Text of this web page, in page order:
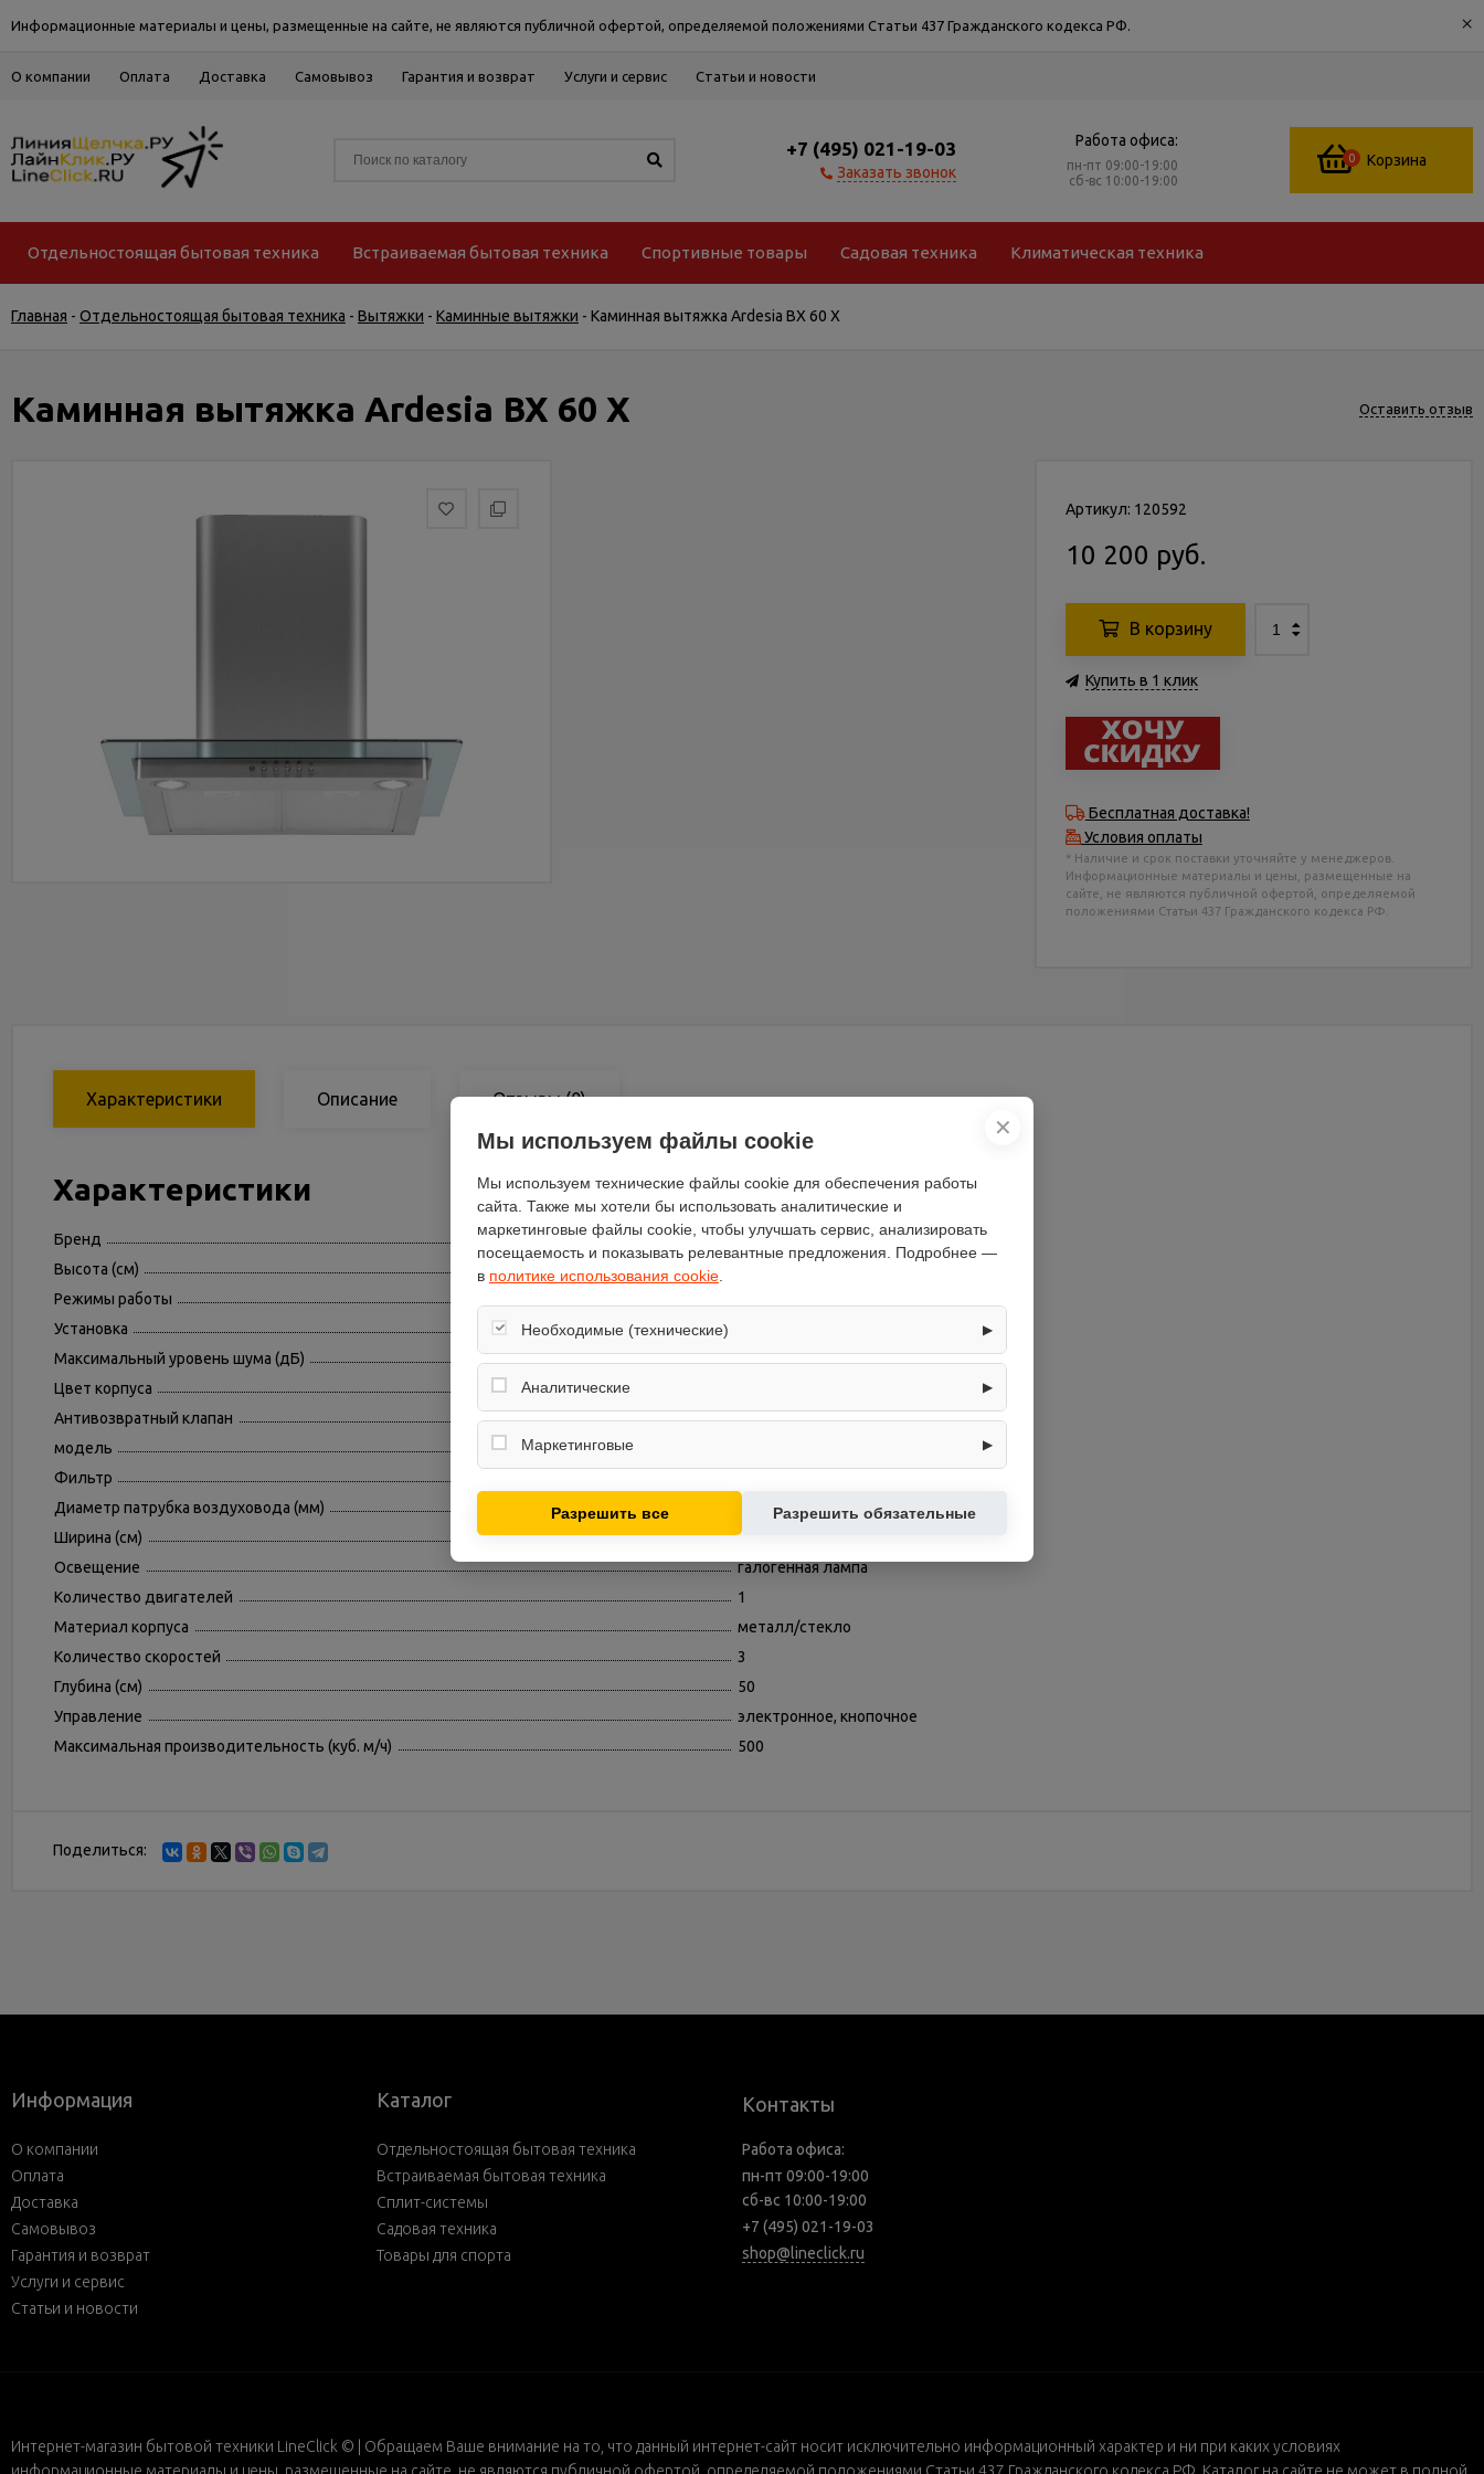
Информационные материалы и цены, размещенные на сайте, не являются публичной офертой, определяемой положениями Статьи 437 Гражданского кодекса РФ. ×
О компании Оплата Доставка Самовывоз Гарантия и возврат Услуги и сервис Статьи и новости
+7 (495) 021-19-03
Заказать звонок
Работа офиса:
пн-пт 09:00-19:00
сб-вс 10:00-19:00
0 Корзина
Отдельностоящая бытовая техника Встраиваемая бытовая техника Спортивные товары Садовая техника Климатическая техника
Главная - Отдельностоящая бытовая техника - Вытяжки - Каминные вытяжки - Каминная вытяжка Ardesia BX 60 X
Каминная вытяжка Ardesia BX 60 X Оставить отзыв
Артикул: 120592
10 200 руб.
В корзину
Купить в 1 клик
Бесплатная доставка!
Условия оплаты
* Наличие и срок поставки уточняйте у менеджеров.
Информационные материалы и цены, размещенные на
сайте, не являются публичной офертой, определяемой
положениями Статьи 437 Гражданского кодекса РФ.
Характеристики Описание Отзывы(0)
Характеристики
Бренд
Ardesia
Высота (см)
Режимы работы
Установка
Максимальный уровень шума (дБ)
49
Цвет корпуса
Антивозвратный клапан
есть
модель
Фильтр
Диаметр патрубка воздуховода (мм)
Ширина (см)
60
Освещение
галогенная лампа
Количество двигателей
1
Материал корпуса
металл/стекло
Количество скоростей
3
Глубина (см)
50
Управление
электронное, кнопочное
Максимальная производительность (куб. м/ч)
500
Поделиться:
Информация
О компании
Оплата
Доставка
Самовывоз
Гарантия и возврат
Услуги и сервис
Статьи и новости
Каталог
Отдельностоящая бытовая техника
Встраиваемая бытовая техника
Сплит-системы
Садовая техника
Товары для спорта
Контакты
Работа офиса:
пн-пт 09:00-19:00
сб-вс 10:00-19:00
+7 (495) 021-19-03
shop@lineclick.ru
Интернет-магазин бытовой техники LineClick © | Обращаем Ваше внимание на то, что данный интернет-сайт носит исключительно информационный характер и ни при каких условиях
✕
Мы используем файлы cookie
Мы используем технические файлы cookie для обеспечения работы
сайта. Также мы хотели бы использовать аналитические и
маркетинговые файлы cookie, чтобы улучшать сервис, анализировать
посещаемость и показывать релевантные предложения. Подробнее —
в политике использования cookie
Необходимые (технические) ▶
Обеспечивают корректную работу сайта: оформление заказа, корзина,
вход в личный кабинет. Без них основные функции могут быть
Аналитические ▶
Собирают обезличенную информацию о посещениях и использовании
сайта (например, счётчики аналитики), помогают улучшать интерфейс и
Маркетинговые ▶
Разрешить все Разрешить обязательные